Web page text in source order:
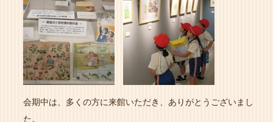
会期中は、多くの方に来館いただき、ありがとうございまし
た。